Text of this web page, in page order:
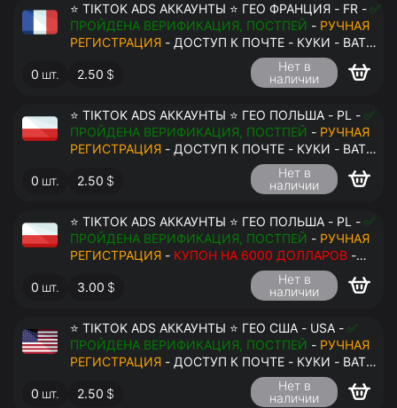
⭐ TIKTOK ADS АККАУНТЫ ⭐ ГЕО ФРАНЦИЯ - FR - ✅
ПРОЙДЕНА ВЕРИФИКАЦИЯ, ПОСТПЕЙ - РУЧНАЯ
РЕГИСТРАЦИЯ - ДОСТУП К ПОЧТЕ - КУКИ - ВАТ
ЗАПОЛНЕН - ПЕРЕДАЧА В АНТИДЕТЕКТ
0 шт. 2.50 $
Нет в
наличии
⭐ TIKTOK ADS АККАУНТЫ ⭐ ГЕО ПОЛЬША - PL - ✅
ПРОЙДЕНА ВЕРИФИКАЦИЯ, ПОСТПЕЙ - РУЧНАЯ
РЕГИСТРАЦИЯ - ДОСТУП К ПОЧТЕ - КУКИ - ВАТ
ЗАПОЛНЕН - ПЕРЕДАЧА В АНТИДЕТЕКТ
0 шт. 2.50 $
Нет в
наличии
⭐ TIKTOK ADS АККАУНТЫ ⭐ ГЕО ПОЛЬША - PL - ✅
ПРОЙДЕНА ВЕРИФИКАЦИЯ, ПОСТПЕЙ - РУЧНАЯ
РЕГИСТРАЦИЯ - КУПОН НА 6000 ДОЛЛАРОВ -
ДОСТУП К ПОЧТЕ - КУКИ - ВАТ ЗАПОЛНЕН -
ПЕРЕДАЧА В АНТИДЕТЕКТ
0 шт. 3.00 $
Нет в
наличии
⭐ TIKTOK ADS АККАУНТЫ ⭐ ГЕО США - USA - ✅
ПРОЙДЕНА ВЕРИФИКАЦИЯ, ПОСТПЕЙ - РУЧНАЯ
РЕГИСТРАЦИЯ - ДОСТУП К ПОЧТЕ - КУКИ - ВАТ
ЗАПОЛНЕН - ПЕРЕДАЧА В АНТИДЕТЕКТ
0 шт. 2.50 $
Нет в
наличии